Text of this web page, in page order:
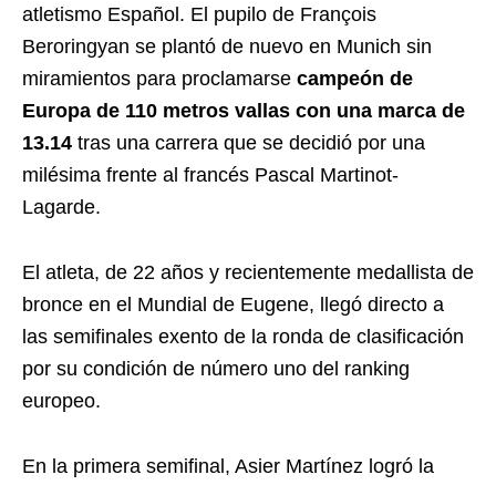
atletismo Español. El pupilo de François
Beroringyan se plantó de nuevo en Munich sin
miramientos para proclamarse campeón de
Europa de 110 metros vallas con una marca de
13.14 tras una carrera que se decidió por una
milésima frente al francés Pascal Martinot-
Lagarde.
El atleta, de 22 años y recientemente medallista de
bronce en el Mundial de Eugene, llegó directo a
las semifinales exento de la ronda de clasificación
por su condición de número uno del ranking
europeo.
En la primera semifinal, Asier Martínez logró la